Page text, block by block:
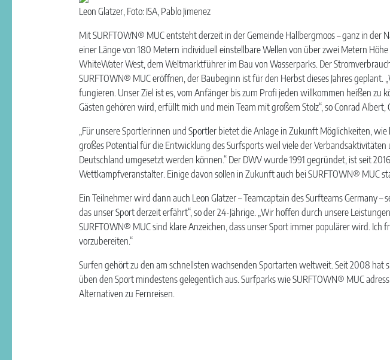
Leon Glatzer, Foto: ISA, Pablo Jimenez
Mit SURFTOWN® MUC entsteht derzeit in der Gemeinde Hallbergmoos – ganz in
einer Länge von 180 Metern individuell einstellbare Wellen von über zwei Metern
WhiteWater West, dem Weltmarktführer im Bau von Wasserparks. Der
SURFTOWN® MUC eröffnen, der Baubeginn ist für den Herbst dieses Jahres
fungieren. Unser Ziel ist es, vom Anfänger bis zum Profi jeden willkommen heißen zu
Gästen gehören wird, erfüllt mich und mein Team mit großem Stolz“, so Conrad
„Für unsere Sportlerinnen und Sportler bietet die Anlage in Zukunft Möglichkeiten,
großes Potential für die Entwicklung des Surfsports weil viele der
Deutschland umgesetzt werden können.“ Der DWV wurde 1991 gegründet, ist seit
Wettkampfveranstalter. Einige davon sollen in Zukunft auch bei SURFTOWN® MUC
Ein Teilnehmer wird dann auch Leon Glatzer – Teamcaptain des Surfteams Germany
das unser Sport derzeit erfährt“, so der 24-Jährige. „Wir hoffen durch unsere
SURFTOWN® MUC sind klare Anzeichen, dass unser Sport immer populärer wird.
vorzubereiten.“
Surfen gehört zu den am schnellsten wachsenden Sportarten weltweit. Seit 2008 hat
üben den Sport mindestens gelegentlich aus. Surfparks wie SURFTOWN® MUC
Alternativen zu Fernreisen.